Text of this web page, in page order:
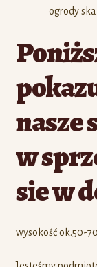
ogrody
nasze
w
sie w
wysokość ok.50-